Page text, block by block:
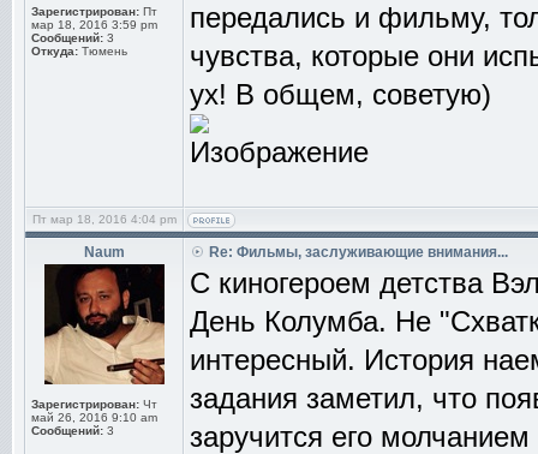
Зарегистрирован: Пт
мар 18, 2016 3:59 pm
Сообщений: 3
Откуда: Тюмень
передались и фильму,
чувства, которые они
ух! В общем, советую)
Пт мар 18, 2016 4:04 pm
Naum
Зарегистрирован: Чт
май 26, 2016 9:10 am
Сообщений: 3
Re: Фильмы, заслуживающие внимания...
С киногероем детства
День Колумба. Не
интересный. История
задания заметил, что
заручится его